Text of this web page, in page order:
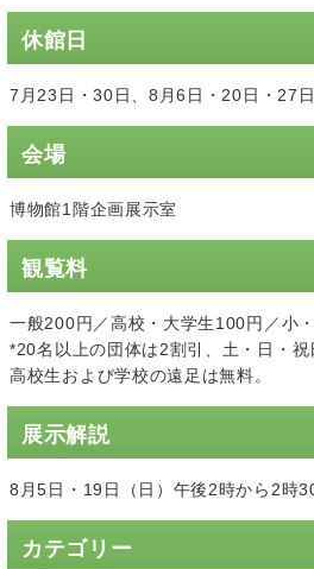
休館日
7月23日・30日、8月6日・20日・27
会場
博物館1階企画展示室
観覧料
一般200円／高校・大学生100円／小
*20名以上の団体は2割引、土・日・祝
高校生および学校の遠足は無料。
展示解説
8月5日・19日（日）午後2時から2時
カテゴリー